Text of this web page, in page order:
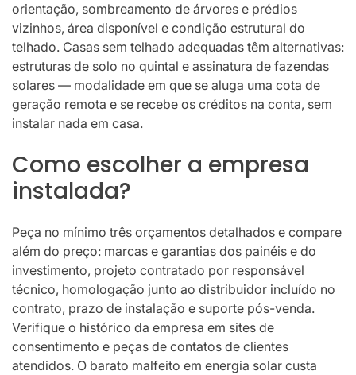
orientação, sombreamento de árvores e prédios
vizinhos, área disponível e condição estrutural do
telhado. Casas sem telhado adequadas têm alternativas:
estruturas de solo no quintal e assinatura de fazendas
solares — modalidade em que se aluga uma cota de
geração remota e se recebe os créditos na conta, sem
instalar nada em casa.
Como escolher a empresa
instalada?
Peça no mínimo três orçamentos detalhados e compare
além do preço: marcas e garantias dos painéis e do
investimento, projeto contratado por responsável
técnico, homologação junto ao distribuidor incluído no
contrato, prazo de instalação e suporte pós-venda.
Verifique o histórico da empresa em sites de
consentimento e peças de contatos de clientes
atendidos. O barato malfeito em energia solar custa